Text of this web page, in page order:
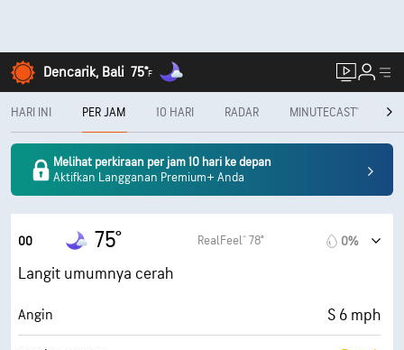
Dencarik, Bali 75°F
HARI INI PER JAM 10 HARI RADAR MINUTECAST®
Melihat perkiraan per jam 10 hari ke depan
Aktifkan Langganan Premium+ Anda
00 75° RealFeel® 78° 0%
Langit umumnya cerah
Angin S 6 mph